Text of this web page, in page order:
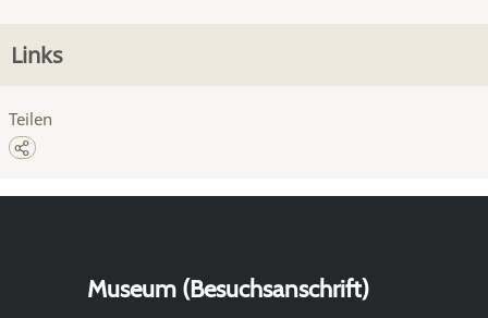
Links
Teilen
Museum (Besuchsanschrift)